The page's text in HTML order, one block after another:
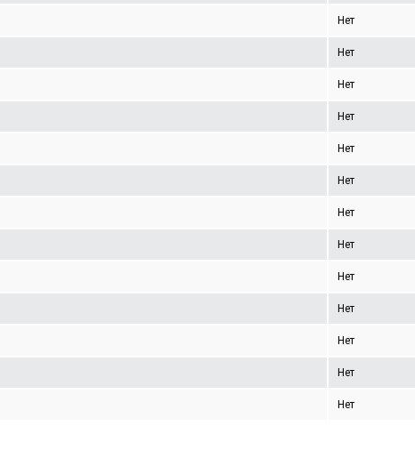
Нет
Нет
Нет
Нет
Нет
Нет
Нет
Нет
Нет
Нет
Нет
Нет
Нет